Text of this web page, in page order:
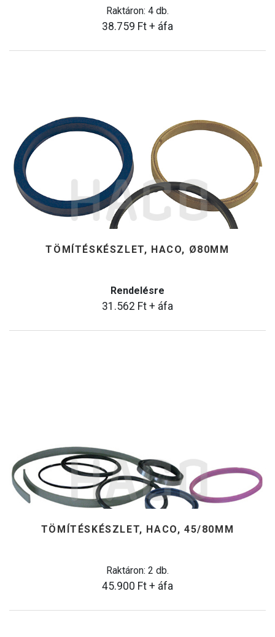
Raktáron: 4 db.
38.759 Ft + áfa
TÖMÍTÉSKÉSZLET, HACO, Ø80MM
Rendelésre
31.562 Ft + áfa
TÖMÍTÉSKÉSZLET, HACO, 45/80MM
Raktáron: 2 db.
45.900 Ft + áfa